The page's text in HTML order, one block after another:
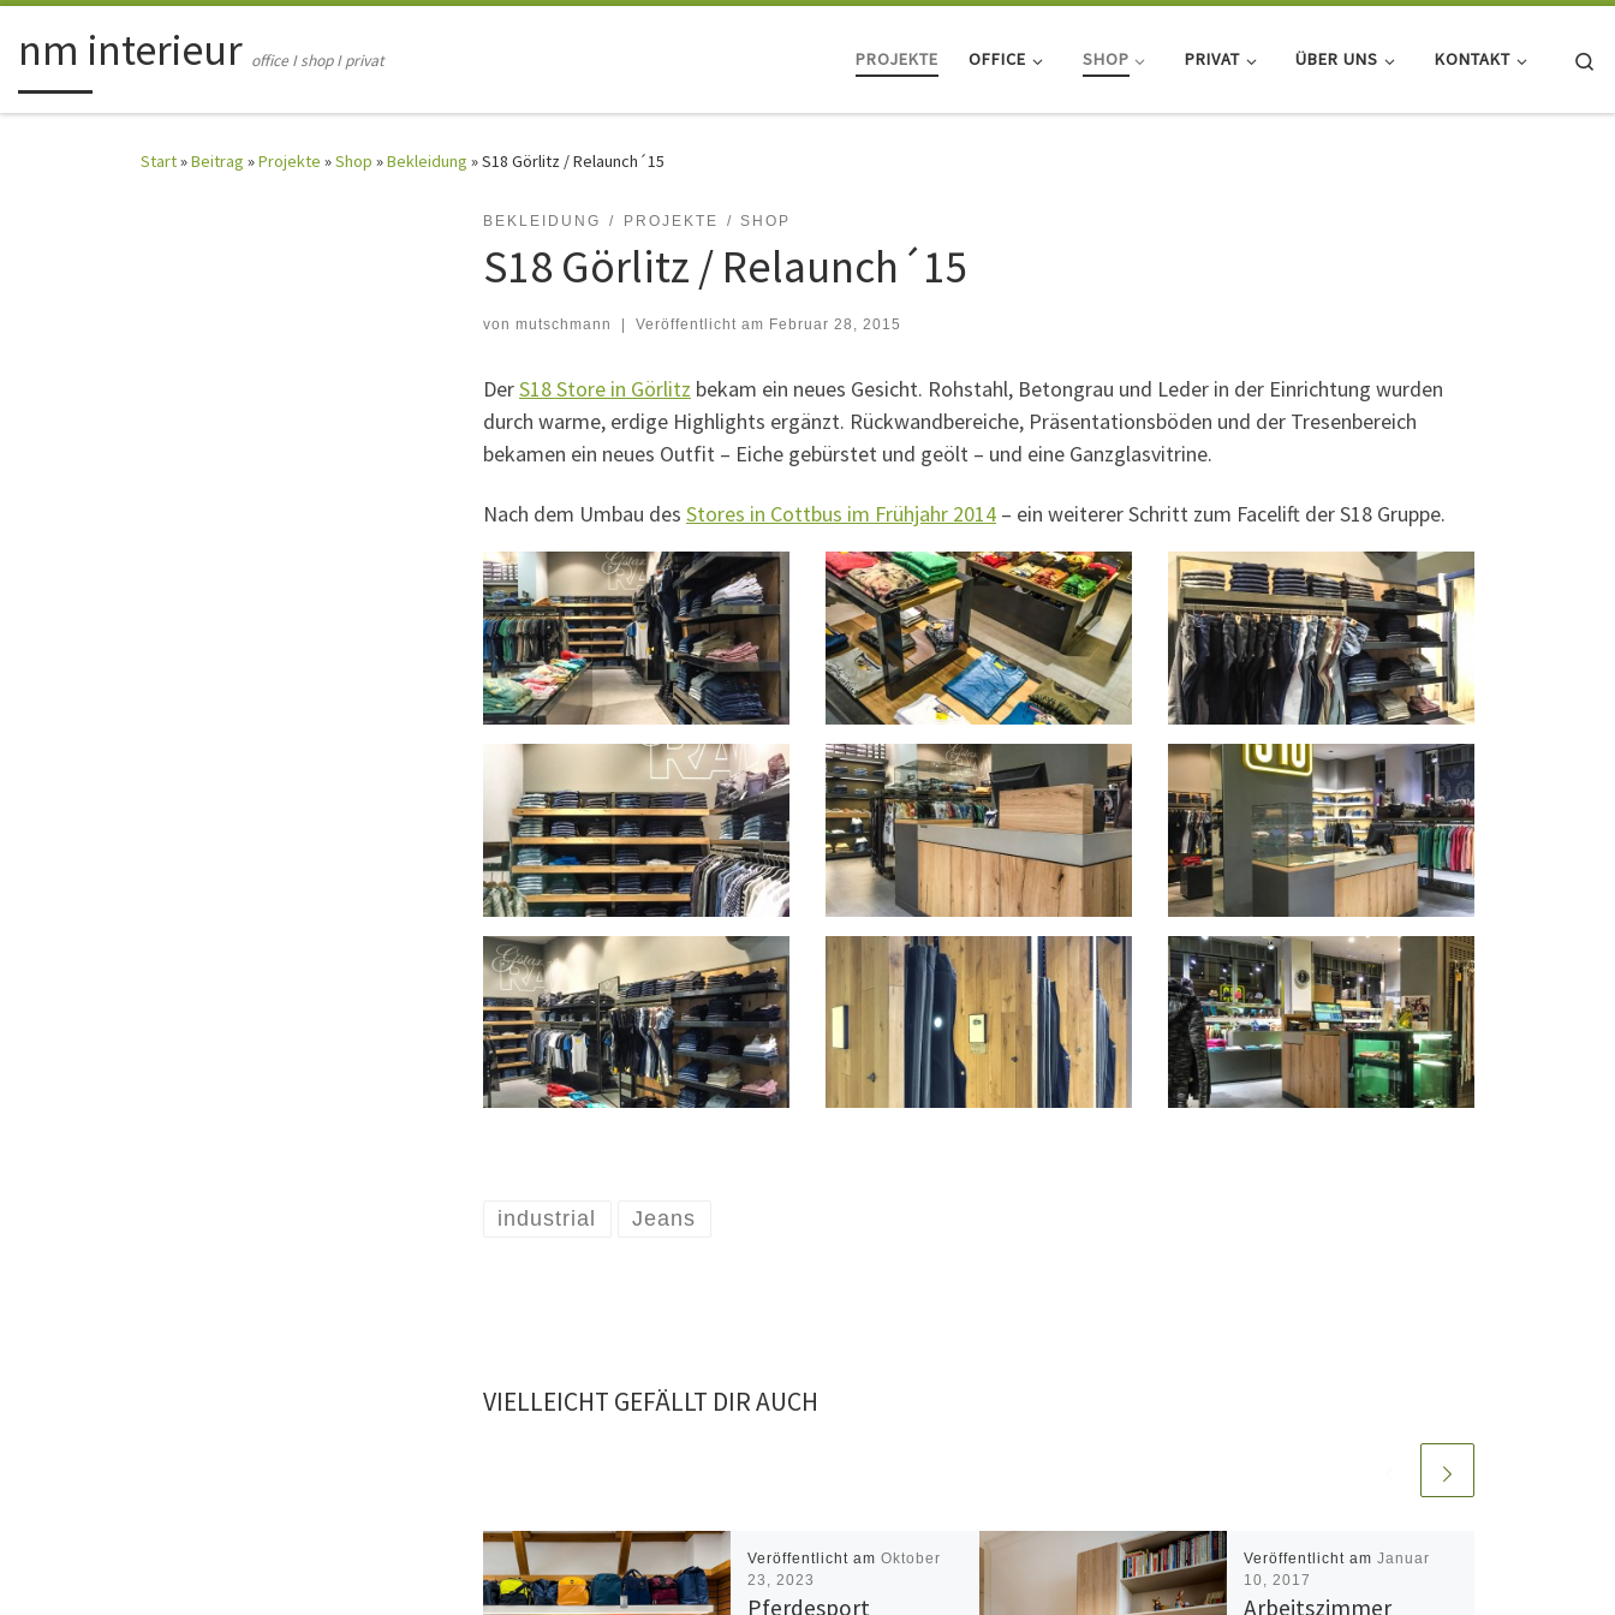
Zum Inhalt springen
nm interieur office I shop I privat PROJEKTE OFFICE SHOP PRIVAT ÜBER UNS KONTAKT
Start»Beitrag »Projekte »Shop »Bekleidung »S18 Görlitz / Relaunch´15
BEKLEIDUNG PROJEKTE SHOP
S18 Görlitz / Relaunch´15
von mutschmann Veröffentlicht am Februar 28, 2015
DerS18 Store in Görlitz bekam ein neues Gesicht. Rohstahl, Betongrau und Leder in der Einrichtung wurden
durch warme, erdige Highlights ergänzt. Rückwandbereiche, Präsentationsböden und der Tresenbereich
bekamen ein neues Outfit – Eiche gebürstet und geölt – und eine Ganzglasvitrine.
Nach dem Umbau des Stores in Cottbus im Frühjahr 2014 – ein weiterer Schritt zum Facelift der S18 Gruppe.
industrial Jeans
VIELLEICHT GEFÄLLT DIR AUCH
Veröffentlicht amOktober
23, 2023
Pferdesport
Veröffentlicht am Januar
10, 2017
Arbeitszimmer